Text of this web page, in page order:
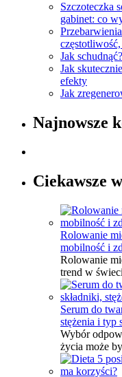
Szczoteczka
gabinet: co
częstotliwość,
Jak schudnąć?
Jak
efekty
Jak
Najnowsze
Ciekawsze
Rolowanie
mobilność i
Rolowanie
trend w
Serum do
stężenia i typ
Wybór
życia może